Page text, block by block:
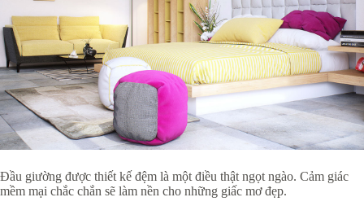
Đầu giường được thiết kế đệm là một điều thật ngọt ngào. Cảm giác
mềm mại chắc chắn sẽ làm nền cho những giấc mơ đẹp.